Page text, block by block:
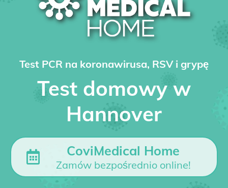
Test PCR na koronawirusa, RSV i grypę
Test domowy w
Hannover
CoviMedical Home
Zamów bezpośrednio online!